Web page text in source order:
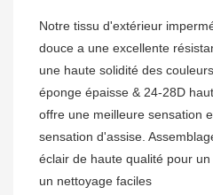
Notre tissu d'extérieur
douce a une excellente
une haute solidité des
éponge épaisse & 24-28D
offre une meilleure sensation
sensation d'assise.
éclair de haute qualité pour
un nettoyage faciles